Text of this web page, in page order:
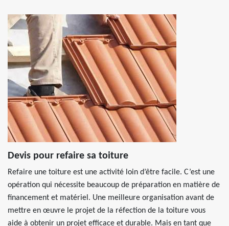
Devis pour refaire sa toiture
Refaire une toiture est une activité loin d’être facile. C’est une
opération qui nécessite beaucoup de préparation en matière de
financement et matériel. Une meilleure organisation avant de
mettre en œuvre le projet de la réfection de la toiture vous
aide à obtenir un projet efficace et durable. Mais en tant que